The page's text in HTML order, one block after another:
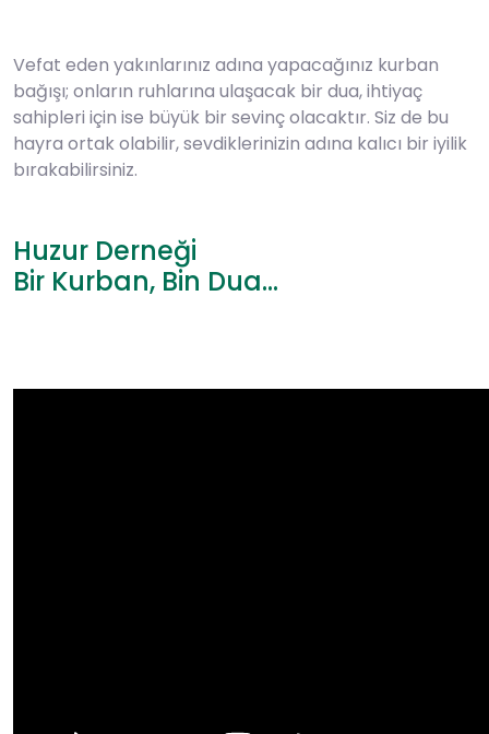
Vefat eden yakınlarınız adına yapacağınız kurban
bağışı; onların ruhlarına ulaşacak bir dua, ihtiyaç
sahipleri için ise büyük bir sevinç olacaktır. Siz de bu
hayra ortak olabilir, sevdiklerinizin adına kalıcı bir iyilik
bırakabilirsiniz.
Huzur Derneği
Bir Kurban, Bin Dua…